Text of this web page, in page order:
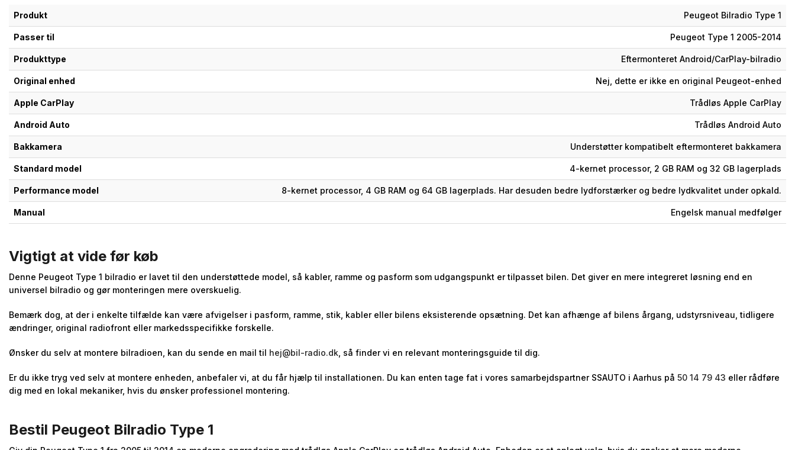
Produkt Peugeot Bilradio Type 1
Passer til Peugeot Type 1 2005-2014
Produkttype Eftermonteret Android/CarPlay-bilradio
Original enhed Nej, dette er ikke en original Peugeot-enhed
Apple CarPlay Trådløs Apple CarPlay
Android Auto Trådløs Android Auto
Bakkamera Understøtter kompatibelt eftermonteret bakkamera
Standard model 4-kernet processor, 2 GB RAM og 32 GB lagerplads
Performance model 8-kernet processor, 4 GB RAM og 64 GB lagerplads. Har desuden bedre lydforstærker og bedre lydkvalitet under opkald.
Manual Engelsk manual medfølger
Vigtigt at vide før køb
Denne Peugeot Type 1 bilradio er lavet til den understøttede model, så kabler, ramme og pasform som udgangspunkt er tilpasset bilen. Det giver en mere integreret løsning end en
universel bilradio og gør monteringen mere overskuelig.
Bemærk dog, at der i enkelte tilfælde kan være afvigelser i pasform, ramme, stik, kabler eller bilens eksisterende opsætning. Det kan afhænge af bilens årgang, udstyrsniveau, tidligere
ændringer, original radiofront eller markedsspecifikke forskelle.
Ønsker du selv at montere bilradioen, kan du sende en mail til hej@bil-radio.dk , så finder vi en relevant monteringsguide til dig.
Er du ikke tryg ved selv at montere enheden, anbefaler vi, at du får hjælp til installationen. Du kan enten tage fat i vores samarbejdspartner SSAUTO i Aarhus på 50 14 79 43 eller rådføre
dig med en lokal mekaniker, hvis du ønsker professionel montering.
Bestil Peugeot Bilradio Type 1